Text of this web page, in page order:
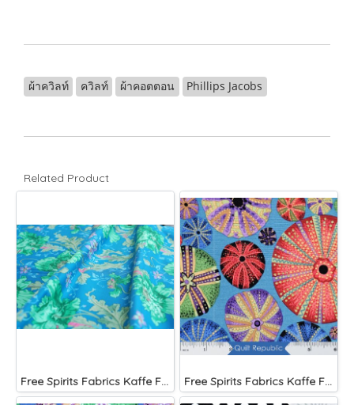
ผ้าควิลท์ ควิลท์ ผ้าคอตตอน Phillips Jacobs
Related Product
Free Spirits Fabrics Kaffe Fassette Collective Papaver Green Free Spirits Fabrics Kaffe Fassette Collective Urchin Dark